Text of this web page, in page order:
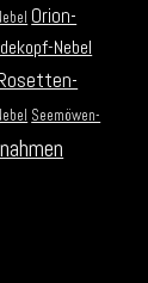
Orion-
Nebel
Seemöwen-